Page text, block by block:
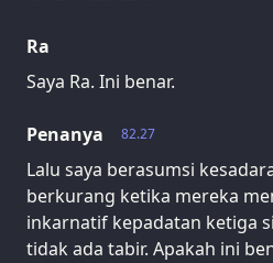
Ra
Saya Ra. Ini benar.
82.27
Penanya
Lalu saya berasumsi
berkurang ketika mereka
inkarnatif kepadatan ketiga
tidak ada tabir. Apakah ini